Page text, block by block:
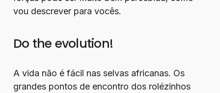
vou descrever para vocês.
Do the evolution!
A vida não é fácil nas selvas africanas. Os
grandes pontos de encontro dos rolézinhos